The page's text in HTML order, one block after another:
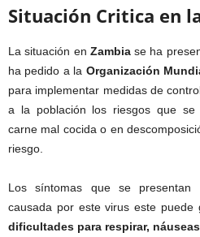
Situación Critica en
La situación en Zambiase ha
ha pedido a la Organización
para implementar medidas de
a la población los riesgos que se
carne mal cocida o en
riesgo.
Los síntomas que se
causada por este virus este
dificultades para respirar,